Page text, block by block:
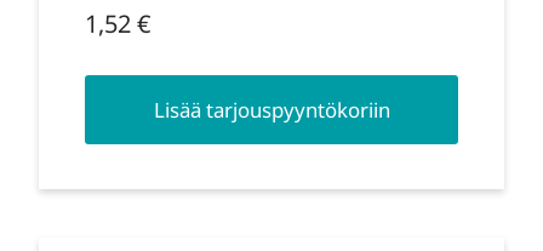
1,52€
Lisää tarjouspyyntökoriin